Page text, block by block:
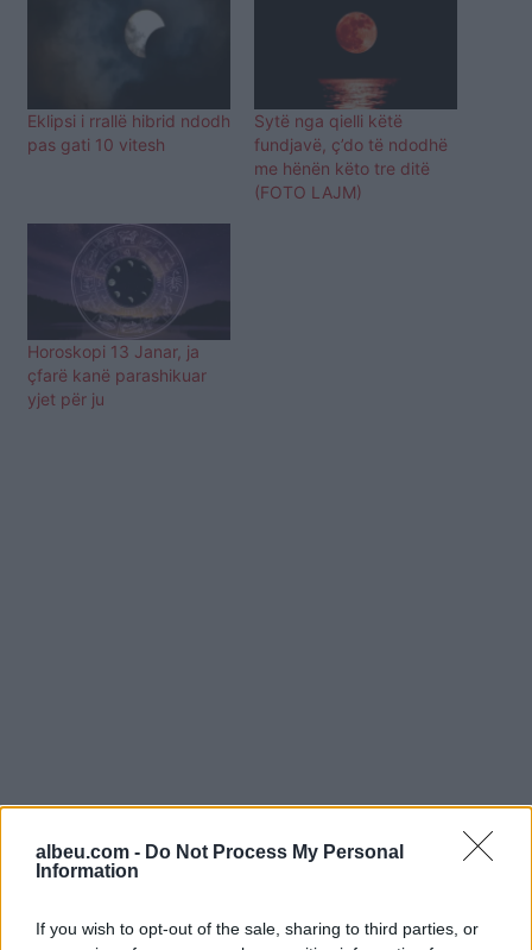
albeu.com - Do Not Process My Personal
Information
If you wish to opt-out of the sale, sharing to third parties, or
Eklipsi i rrallë hibrid ndodh
pas gati 10 vitesh
Sytë nga qielli këtë
fundjavë, ç’do të ndodhë
me hënën këto tre ditë
(FOTO LAJM)
Horoskopi 13 Janar, ja
çfarë kanë parashikuar
yjet për ju
Shtuarmë3.02.2025 14:29
Tags:
binjaket , Hena